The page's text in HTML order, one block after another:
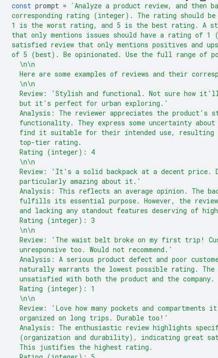
const prompt =
`Analyze a product review, and then
corresponding rating (integer). The rating should be
1 is the worst rating, and 5 is the best rating. A
that only mentions issues should have a rating of 1
satisfied review that only mentions positives and
of 5 (best). Be opinionated. Use the full range of
  \n\n
Here are some examples of reviews and their
  \n\n
Review: 'Stylish and functional. Not sure how
  but it's perfect for urban exploring.'
Analysis: The reviewer appreciates the product's
functionality. They express some uncertainty
find it suitable for their intended use, resulting
  top-tier rating.
  Rating (integer): 4
  \n\n
Review: 'It's a solid backpack at a decent price.
  particularly amazing about it.'
Analysis: This reflects an average opinion. The
fulfills its essential purpose. However, the
and lacking any standout features deserving of
  Rating (integer): 3
  \n\n
Review: 'The waist belt broke on my first trip!
  unresponsive too. Would not recommend.'
Analysis: A serious product defect and poor
naturally warrants the lowest possible rating.
  unsatisfied with both the product and the company.
  Rating (integer): 1
  \n\n
Review: 'Love how many pockets and compartments
  organized on long trips. Durable too!'
Analysis: The enthusiastic review highlights
(organization and durability), indicating great
  This justifies the highest rating.